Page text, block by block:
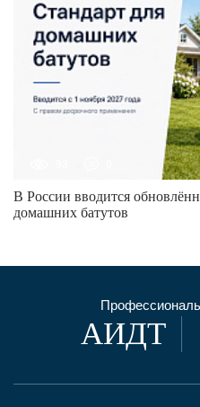
В России вводится
домашних батутов
АИДТ